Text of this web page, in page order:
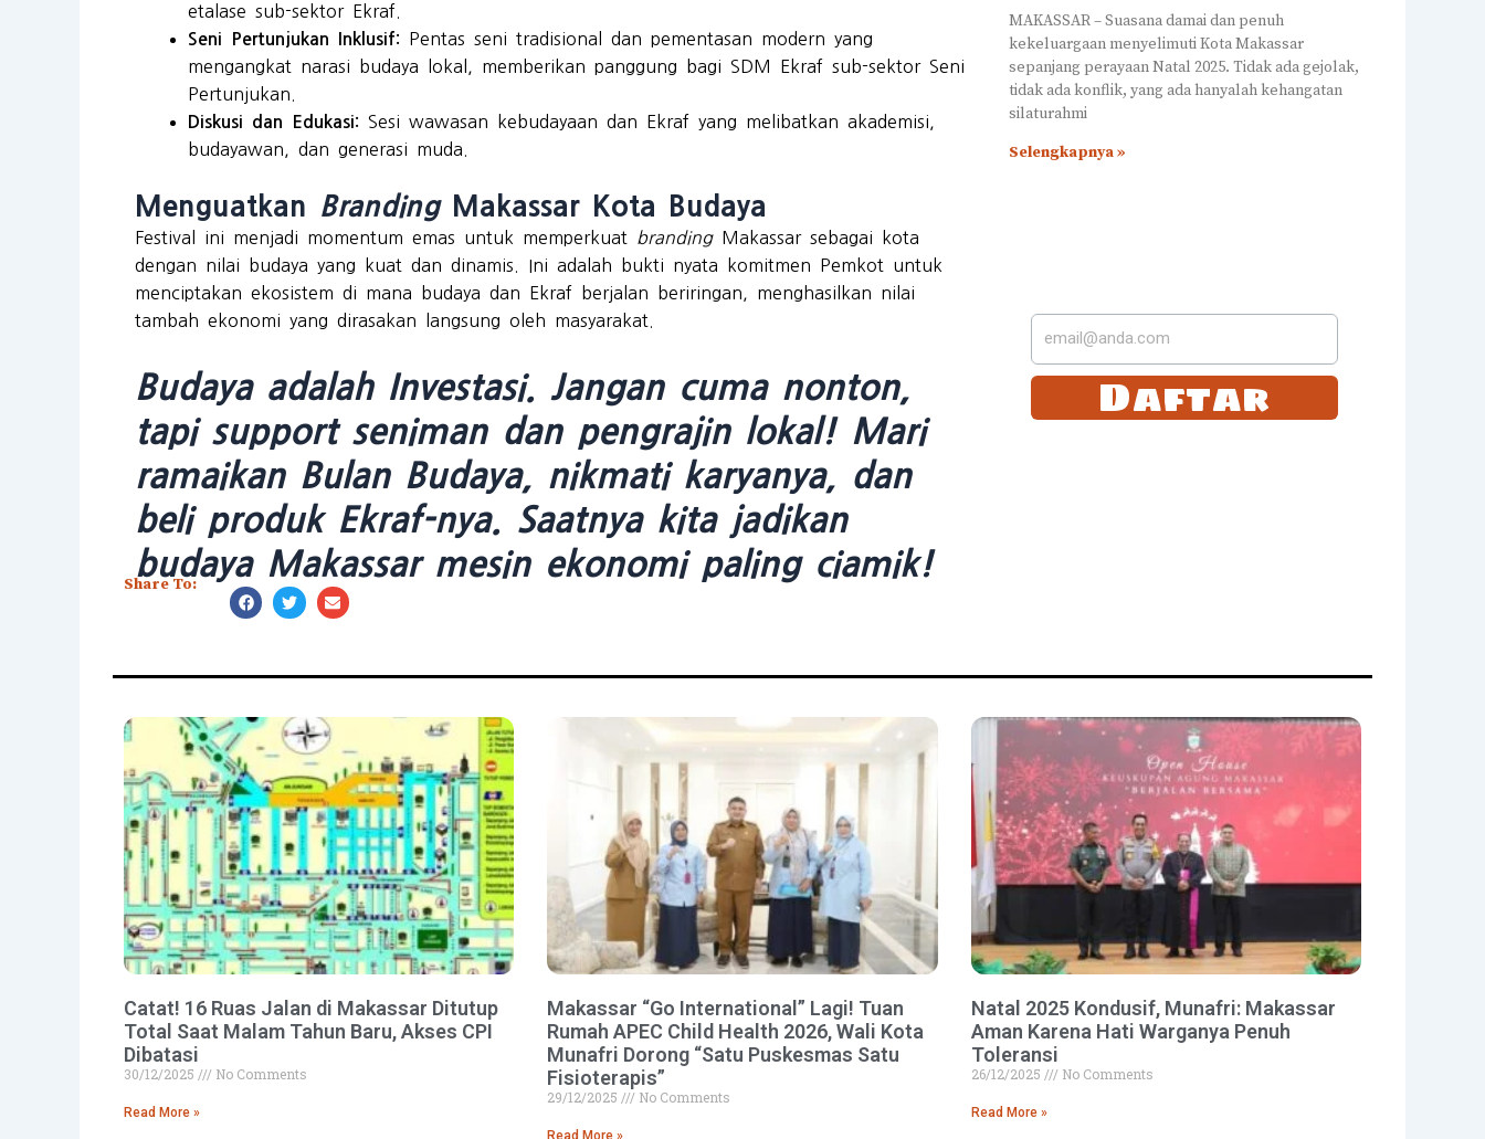
etalase sub-sektor Ekraf.
Seni Pertunjukan Inklusif: Pentas seni tradisional dan pementasan modern yang
mengangkat narasi budaya lokal, memberikan panggung bagi SDM Ekraf sub-sektor Seni
Pertunjukan.
Diskusi dan Edukasi: Sesi wawasan kebudayaan dan Ekraf yang melibatkan akademisi,
budayawan, dan generasi muda.
Menguatkan BrandingMakassar Kota Budaya
Festival ini menjadi momentum emas untuk memperkuat brandingMakassar sebagai kota
dengan nilai budaya yang kuat dan dinamis. Ini adalah bukti nyata komitmen Pemkot untuk
menciptakan ekosistem di mana budaya dan Ekraf berjalan beriringan, menghasilkan nilai
tambah ekonomi yang dirasakan langsung oleh masyarakat.
Budaya adalah Investasi. Jangan cuma nonton,
tapi support seniman dan pengrajin lokal! Mari
ramaikan Bulan Budaya, nikmati karyanya, dan
beli produk Ekraf-nya. Saatnya kita jadikan
budaya Makassar mesin ekonomi paling ciamik!
Share To:
MAKASSAR – Suasana damai dan penuh
kekeluargaan menyelimuti Kota Makassar
sepanjang perayaan Natal 2025. Tidak ada gejolak,
tidak ada konflik, yang ada hanyalah kehangatan
silaturahmi
Selengkapnya »
Daftar
Catat! 16 Ruas Jalan di Makassar Ditutup
Total Saat Malam Tahun Baru, Akses CPI
Dibatasi
30/12/2025 No Comments
Read More »
Makassar “Go International” Lagi! Tuan
Rumah APEC Child Health 2026, Wali Kota
Munafri Dorong “Satu Puskesmas Satu
Fisioterapis”
29/12/2025 No Comments
Natal 2025 Kondusif, Munafri: Makassar
Aman Karena Hati Warganya Penuh
Toleransi
26/12/2025 No Comments
Read More »